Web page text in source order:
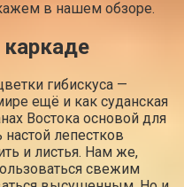
в нашем обзоре.
гибискуса —
ещё и как суданская
Востока основой для
лепестков
и листья. Нам же,
свежим